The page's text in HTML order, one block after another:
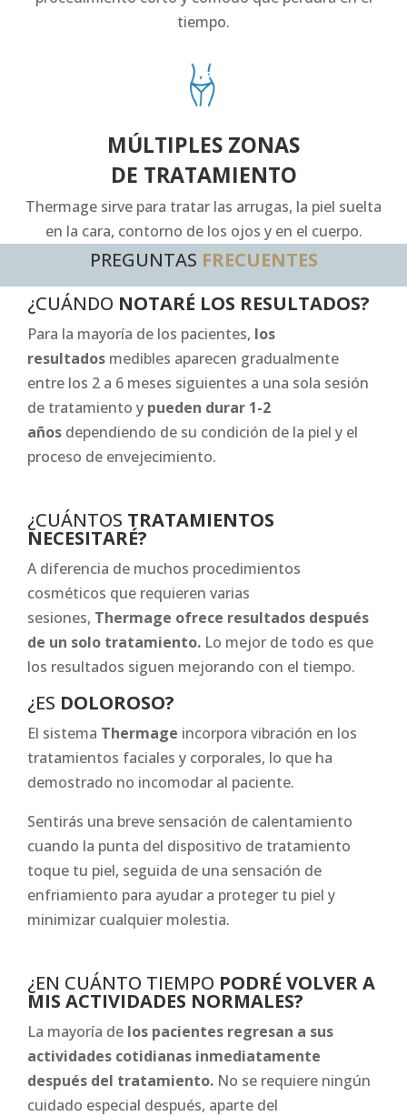
tiempo.
MÚLTIPLES ZONAS
DE TRATAMIENTO
Thermage sirve para tratar las arrugas, la piel suelta
en la cara, contorno de los ojos y en el cuerpo.
PREGUNTAS FRECUENTES
¿CUÁNDO NOTARÉ LOS RESULTADOS?
Para la mayoría de los pacientes, los
resultados medibles aparecen gradualmente
entre los 2 a 6 meses siguientes a una sola sesión
de tratamiento y pueden durar 1-2
años dependiendo de su condición de la piel y el
proceso de envejecimiento.
¿CUÁNTOS TRATAMIENTOS
NECESITARÉ?
A diferencia de muchos procedimientos
cosméticos que requieren varias
sesiones, Thermage ofrece resultados después
de un solo tratamiento. Lo mejor de todo es que
los resultados siguen mejorando con el tiempo.
¿ES DOLOROSO?
El sistema Thermage incorpora vibración en los
tratamientos faciales y corporales, lo que ha
demostrado no incomodar al paciente.
Sentirás una breve sensación de calentamiento
cuando la punta del dispositivo de tratamiento
toque tu piel, seguida de una sensación de
enfriamiento para ayudar a proteger tu piel y
minimizar cualquier molestia.
¿EN CUÁNTO TIEMPO PODRÉ VOLVER A
MIS ACTIVIDADES NORMALES?
La mayoría de los pacientes regresan a sus
actividades cotidianas inmediatamente
después del tratamiento. No se requiere ningún
cuidado especial después, aparte del